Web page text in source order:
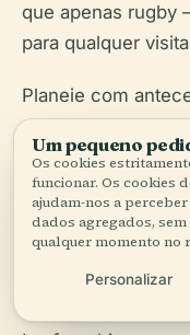
que apenas rugby
para qualquer
Planeie com
compre bilhetes
da cidade.
atualizações em
e siga as Zebre
Rugby nas redes
Experimente a
italiano,
Um pequeno
Os cookies
funcionar. Os cookies
ajudam-nos a
dados agregados,
qualquer momento no
Personalizar